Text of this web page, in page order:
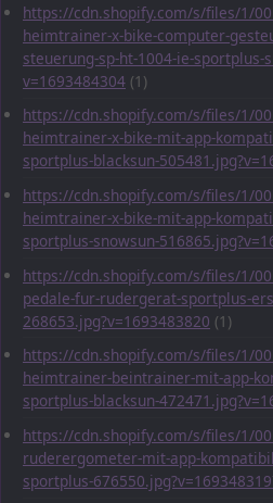
https://cdn.shopify.com/s/files/1/
heimtrainer-x-bike-computer-
steuerung-sp-ht-1004-ie-sportplus-
v=1693484304 (1)
https://cdn.shopify.com/s/files/1/
heimtrainer-x-bike-mit-app-
sportplus-blacksun-
https://cdn.shopify.com/s/files/1/
heimtrainer-x-bike-mit-app-
sportplus-snowsun-
https://cdn.shopify.com/s/files/1/
pedale-fur-rudergerat-sportplus-
268653.jpg?v=1693483820 (1)
https://cdn.shopify.com/s/files/1/
heimtrainer-beintrainer-mit-app-
sportplus-blacksun-
https://cdn.shopify.com/s/files/1/
ruderergometer-mit-app-
sportplus-